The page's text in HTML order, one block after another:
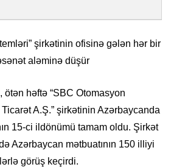
şirkətinin ofisinə gələn hər bir
aləminə düşür
həftə “SBC Otomasyon
A.Ş.” şirkətinin Azərbaycanda
15-ci ildönümü tamam oldu. Şirkət
Azərbaycan mətbuatının 150 illiyi
görüş keçirdi.